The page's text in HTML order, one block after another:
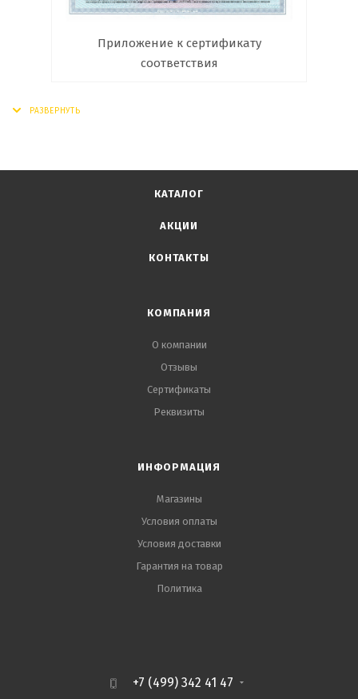
Приложение к сертификату
соответствия
КАТАЛОГ
АКЦИИ
КОНТАКТЫ
КОМПАНИЯ
О компании
Отзывы
Сертификаты
Реквизиты
ИНФОРМАЦИЯ
Магазины
Условия оплаты
Условия доставки
Гарантия на товар
Политика
+7 (499) 342 41 47